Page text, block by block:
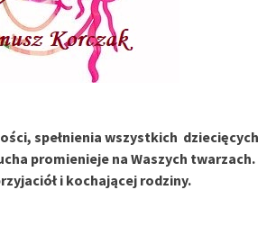
spełnienia wszystkich dziecięcych
promienieje na Waszych twarzach.
i kochającej rodziny.